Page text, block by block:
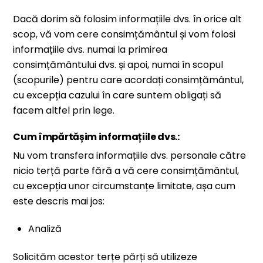
Dacă dorim să folosim informațiile dvs. în orice alt
scop, vă vom cere consimțământul și vom folosi
informațiile dvs. numai la primirea
consimțământului dvs. și apoi, numai în scopul
(scopurile) pentru care acordați consimțământul,
cu excepția cazului în care suntem obligați să
facem altfel prin lege.
Cum împărtășim informațiile dvs.:
Nu vom transfera informațiile dvs. personale către
nicio terță parte fără a vă cere consimțământul,
cu excepția unor circumstanțe limitate, așa cum
este descris mai jos:
Analiză
Solicităm acestor terțe părți să utilizeze